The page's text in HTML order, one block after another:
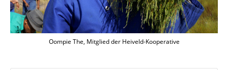
Oompie The, Mitglied der Heiveld-Kooperative